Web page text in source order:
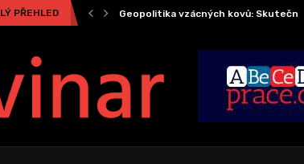
PŘEHLED
Cross-Company MobilityGeopolitika vzácných kovů: Skutečná